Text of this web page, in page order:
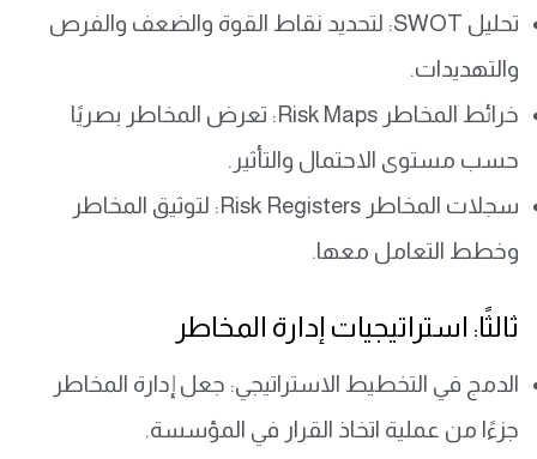
تحليل SWOT: لتحديد نقاط القوة والضعف والفرص
والتهديدات.
خرائط المخاطر Risk Maps: تعرض المخاطر بصريًا
حسب مستوى الاحتمال والتأثير.
سجلات المخاطر Risk Registers: لتوثيق المخاطر
وخطط التعامل معها.
ثالثًا: استراتيجيات إدارة المخاطر
الدمج في التخطيط الاستراتيجي: جعل إدارة المخاطر
جزءًا من عملية اتخاذ القرار في المؤسسة.